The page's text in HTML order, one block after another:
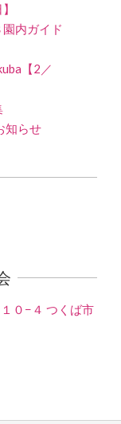
内ガイド
【2／
知らせ
０−４ つくば市